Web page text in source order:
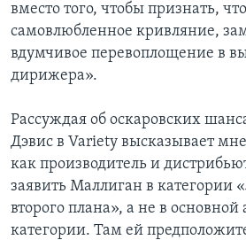
вместо того, чтобы признать,
самовлюбленное кривляние,
вдумчивое перевоплощение в
дирижера».
Рассуждая об оскаровских
Дэвис в Variety высказывает
как производитель и
заявить Маллиган в категории
второго плана», а не в основной
категории. Там ей